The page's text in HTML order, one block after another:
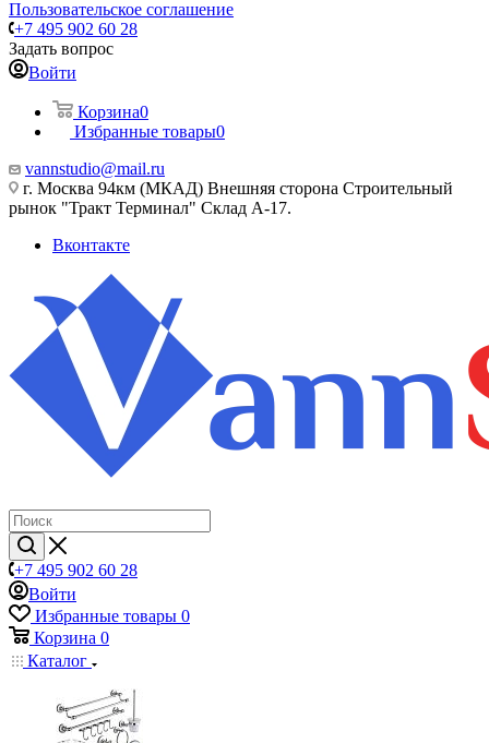
Пользовательское соглашение
+7 495 902 60 28
Задать вопрос
Войти
Корзина0
Избранные товары0
vannstudio@mail.ru
г. Москва 94км (МКАД) Внешняя сторона Строительный
рынок "Тракт Терминал" Склад А-17.
Вконтакте
+7 495 902 60 28
Войти
Избранные товары 0
Корзина 0
Каталог